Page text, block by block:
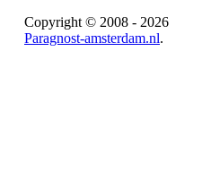
Copyright © 2008 - 2026
Paragnost-amsterdam.nl.